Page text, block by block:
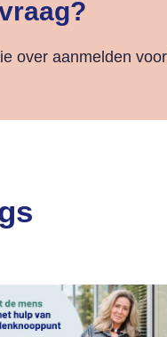
over aanmelden